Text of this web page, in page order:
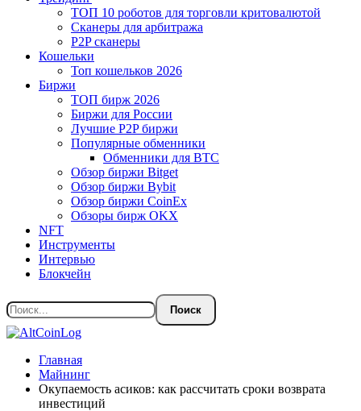
ТОП 10 роботов для торговли критовалютой
Сканеры для арбитража
P2P сканеры
Кошельки
Топ кошельков 2026
Биржи
ТОП бирж 2026
Биржи для России
Лучшие P2P биржи
Популярные обменники
Обменники для BTC
Обзор биржи Bitget
Обзор биржи Bybit
Обзор биржи CoinEx
Обзоры бирж OKX
NFT
Инструменты
Интервью
Блокчейн
Главная
Майнинг
Окупаемость асиков: как рассчитать сроки возврата
инвестиций